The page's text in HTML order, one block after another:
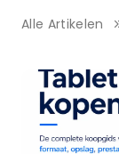
Alle Artikelen